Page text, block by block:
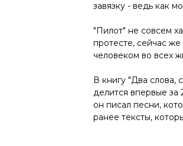
завязку - ведь как
"Пилот" не совсем
протесте, сейчас же
человеком во всех
В книгу "Два слова,
делится впервые за
он писал песни,
ранее тексты,